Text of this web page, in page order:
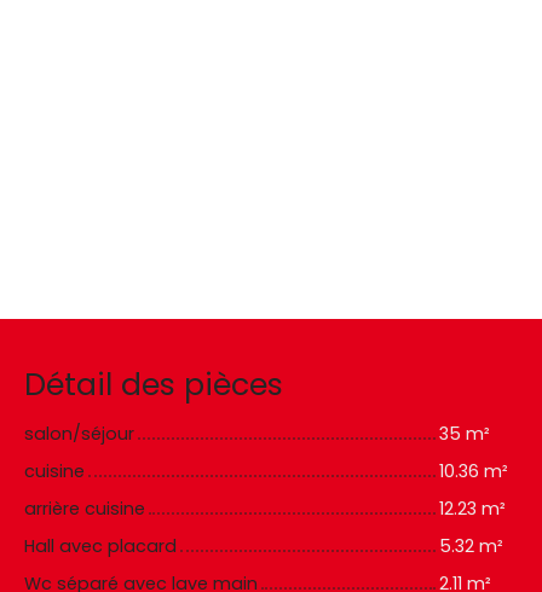
Détail des pièces
salon/séjour
35 m²
cuisine
10.36 m²
arrière cuisine
12.23 m²
Hall avec placard
5.32 m²
Wc séparé avec lave main
2.11 m²